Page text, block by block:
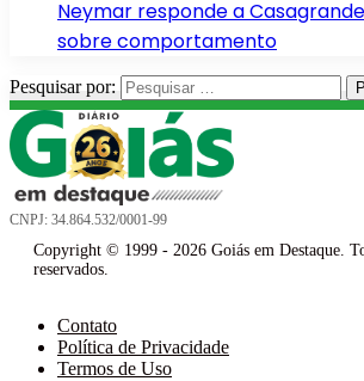
Neymar responde a
sobre comportamento
Pesquisar por:
CNPJ: 34.864.532/0001-99
Copyright © 1999 - 2026 Goiás em Destaque.
reservados.
Contato
Política de Privacidade
Termos de Uso